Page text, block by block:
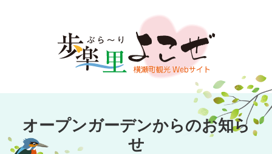
文
キ
オープンガーデン
横瀬
オープンガーデンからのお知ら
せ